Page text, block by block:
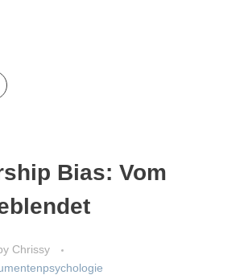
Bias: Vom
Chrissy